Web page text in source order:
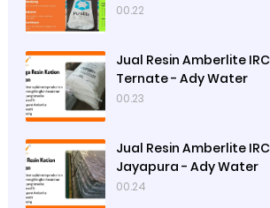
00.22
Jual Resin Amberlite IRC
Ternate - Ady Water
00.23
Jual Resin Amberlite IRC
Jayapura - Ady Water
00.24